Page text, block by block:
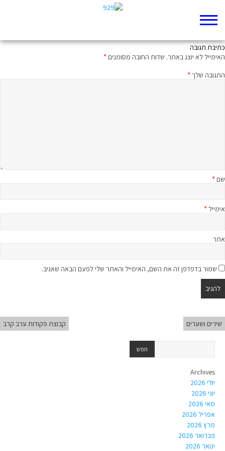
כתיבת תגובה
האימייל לא יוצג באתר. שדות החובה מסומנים*
התגובה שלך*
שם*
אימייל *
אתר
שמור בדפדפן זה את השם, האימייל והאתר שלי לפעם הבאה שאגיב.
שירים ושערים קבוצת פקודות ערב קרב
Archives
יולי 2026
יוני 2026
מאי 2026
אפריל 2026
מרץ 2026
פברואר 2026
ינואר 2026